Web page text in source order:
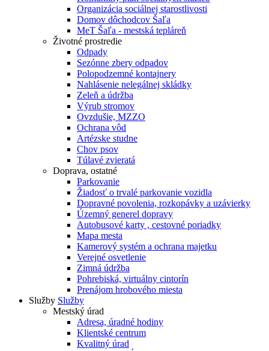
Organizácia sociálnej starostlivosti
Domov dôchodcov Šaľa
MeT Šaľa - mestská tepláreň
Životné prostredie
Odpady
Sezónne zbery odpadov
Polopodzemné kontajnery
Nahlásenie nelegálnej skládky
Zeleň a údržba
Výrub stromov
Ovzdušie, MZZO
Ochrana vôd
Artézske studne
Chov psov
Túlavé zvieratá
Doprava, ostatné
Parkovanie
Žiadosť o trvalé parkovanie vozidla
Dopravné povolenia, rozkopávky a uzávierky
Územný generel dopravy
Autobusové karty , cestovné poriadky
Mapa mesta
Kamerový systém a ochrana majetku
Verejné osvetlenie
Zimná údržba
Pohrebiská, virtuálny cintorín
Prenájom hrobového miesta
Služby Služby
Mestský úrad
Adresa, úradné hodiny
Klientské centrum
Kvalitný úrad